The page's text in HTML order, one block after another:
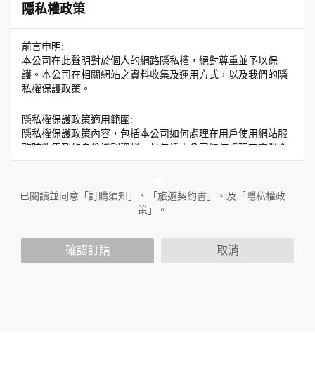
隱私權政策
前言申明:
本公司在此聲明對於個人的網路隱私權，絕對尊重並予以保
護。本公司在相關網站之資料收集及運用方式，以及我們的隱
私權保護政策。
隱私權保護政策適用範圍:
隱私權保護政策內容，包括本公司如何處理在用戶使用網站服
務時收集到的身份識別資料，也包括本公司如何處理在商業合
作與本公司合作時分享的任何身份識別資料。隱私權保護政策
人員。例如您透過本公司旗下網站上的廣告廠商連結，這些置
放連結的廠商也可能蒐集您個人的資料。對於您主動提供的個
人資訊，這些廣告廠商或連結網站有其個別的隱私權保護政
您個人在本網站上的聊天室或討論區中任意公開個人資料的行
已閱讀並同意「訂購須知」、「旅遊契約書」、及「隱私權政
策」。
確認訂購 取消